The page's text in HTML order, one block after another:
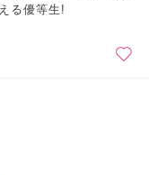
る優等生!